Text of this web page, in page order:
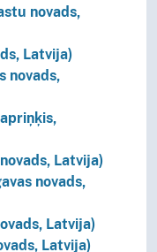
novads,
Latvija)
novads,
Latvija)
novads,
Latvija)
Latvija)